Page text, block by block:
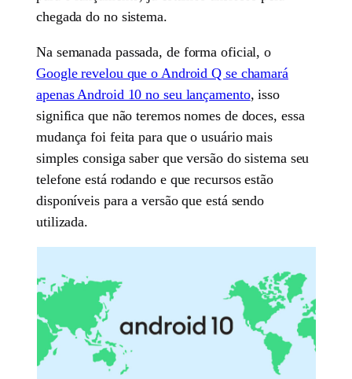
chegada do no sistema.
Na semanada passada, de forma oficial, o
Google revelou que o Android Q se chamará
apenas Android 10 no seu lançamento, isso
significa que não teremos nomes de doces, essa
mudança foi feita para que o usuário mais
simples consiga saber que versão do sistema seu
telefone está rodando e que recursos estão
disponíveis para a versão que está sendo
utilizada.